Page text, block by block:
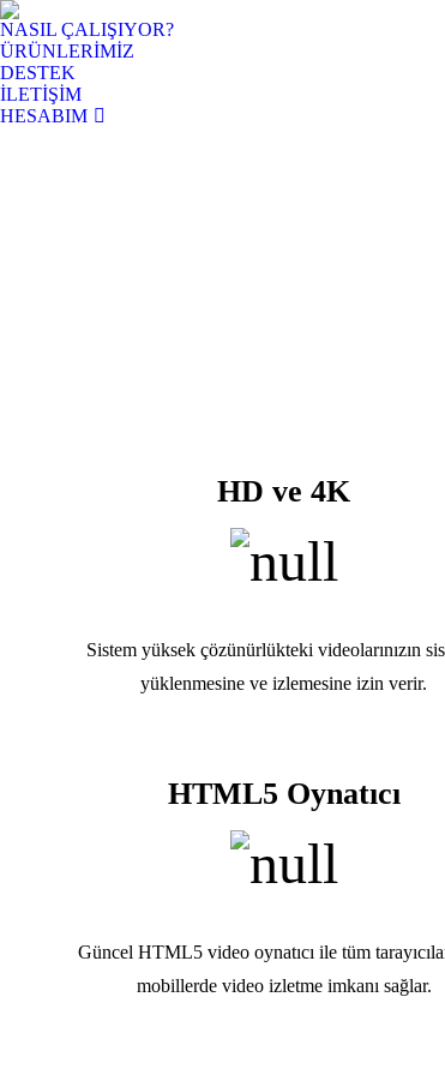
NASIL ÇALIŞIYOR?
ÜRÜNLERİMİZ
DESTEK
İLETİŞİM
HESABIM
HD ve 4K
Sistem yüksek çözünürlükteki videolarınızın
yüklenmesine ve izlemesine izin verir.
HTML5 Oynatıcı
Güncel HTML5 video oynatıcı ile tüm
mobillerde video izletme imkanı sağlar.